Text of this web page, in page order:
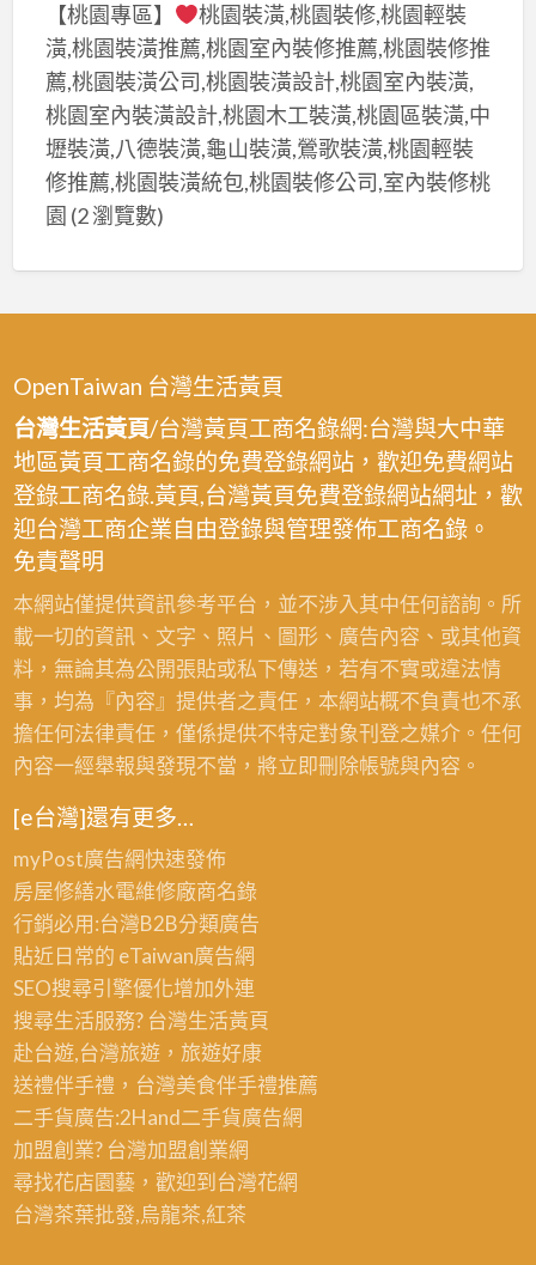
【桃園專區】
桃園裝潢,桃園裝修,桃園輕裝
潢,桃園裝潢推薦,桃園室內裝修推薦,桃園裝修推
薦,桃園裝潢公司,桃園裝潢設計,桃園室內裝潢,
桃園室內裝潢設計,桃園木工裝潢,桃園區裝潢,中
壢裝潢,八德裝潢,龜山裝潢,鶯歌裝潢,桃園輕裝
修推薦,桃園裝潢統包,桃園裝修公司,室內裝修桃
園 (2 瀏覽數)
OpenTaiwan 台灣生活黃頁
台灣生活黃頁/台灣黃頁工商名錄網:台灣與大中華
地區黃頁工商名錄的免費登錄網站，歡迎免費網站
登錄工商名錄.黃頁,台灣黃頁免費登錄網站網址，歡
迎台灣工商企業自由登錄與管理發佈工商名錄。
免責聲明
本網站僅提供資訊參考平台，並不涉入其中任何諮詢。所
載一切的資訊、文字、照片、圖形、廣告內容、或其他資
料，無論其為公開張貼或私下傳送，若有不實或違法情
事，均為『內容』提供者之責任，本網站概不負責也不承
擔任何法律責任，僅係提供不特定對象刊登之媒介。任何
內容一經舉報與發現不當，將立即刪除帳號與內容。
[e台灣]還有更多…
myPost廣告網快速發佈
房屋修繕水電維修廠商名錄
行銷必用:台灣B2B分類廣告
貼近日常的 eTaiwan廣告網
SEO搜尋引擎優化增加外連
搜尋生活服務? 台灣生活黃頁
赴台遊,台灣旅遊，旅遊好康
送禮伴手禮，台灣美食伴手禮推薦
二手貨廣告:2Hand二手貨廣告網
加盟創業? 台灣加盟創業網
尋找花店園藝，歡迎到 台灣花網
台灣茶葉批發,烏龍茶,紅茶